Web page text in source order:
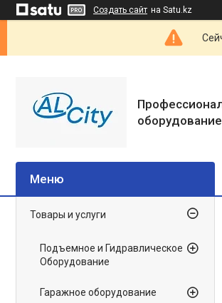
Создать сайт на Satu.kz
Товары и услуги
Подъемное и Гидравлическое
Оборудование
Гаражное оборудование